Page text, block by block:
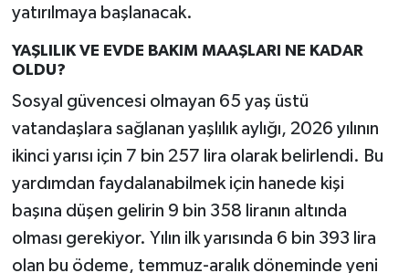
yatırılmaya başlanacak.
YAŞLILIK VE EVDE BAKIM MAAŞLARI NE KADAR
OLDU?
Sosyal güvencesi olmayan 65 yaş üstü
vatandaşlara sağlanan yaşlılık aylığı, 2026 yılının
ikinci yarısı için 7 bin 257 lira olarak belirlendi. Bu
yardımdan faydalanabilmek için hanede kişi
başına düşen gelirin 9 bin 358 liranın altında
olması gerekiyor. Yılın ilk yarısında 6 bin 393 lira
olan bu ödeme, temmuz-aralık döneminde yeni